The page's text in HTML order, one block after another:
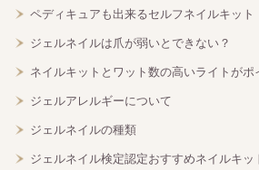
ペディキュアも出来るセルフネイルキット
ジェルネイルは爪が弱いとできない？
ネイルキットとワット数の高いライトがポ
ジェルアレルギーについて
ジェルネイルの種類
ジェルネイル検定認定おすすめネイルキッ